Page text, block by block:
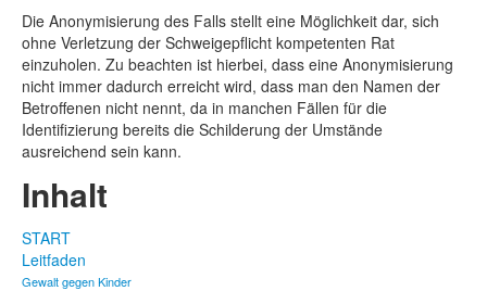
Die Anonymisierung des Falls stellt eine Möglichkeit dar, sich
ohne Verletzung der Schweigepflicht kompetenten Rat
einzuholen. Zu beachten ist hierbei, dass eine Anonymisierung
nicht immer dadurch erreicht wird, dass man den Namen der
Betroffenen nicht nennt, da in manchen Fällen für die
Identifizierung bereits die Schilderung der Umstände
ausreichend sein kann.
Inhalt
START
Leitfaden
Gewalt gegen Kinder